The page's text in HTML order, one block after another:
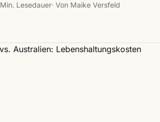
Min. Lesedauer· Von Maike Versfeld